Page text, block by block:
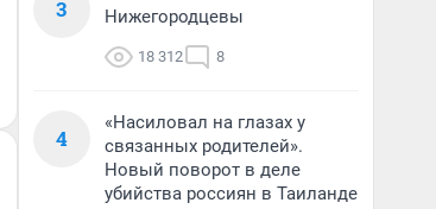
3
Нижегородцевы
18 312 8
4
«Насиловал на глазах у
связанных родителей».
Новый поворот в деле
убийства россиян в Таиланде